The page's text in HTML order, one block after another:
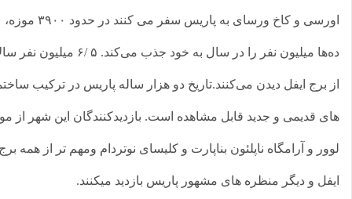
اورسی و کاخ ورسای به پاریس سفر می کنند در حدود ۳۹۰۰ موزه،
ده‌ها میلیون نفر را در سال به خود جذب می‌کند. ۵ /۶ میلیون نفر سالانه
برج ایفل دیدن می‌کنند.تاریخ دو هزار ساله پاریس در ترکیب ساختمان
قدیمی و جدید قابل مشاهده است. بازدیدکنندگان این شهر از موزه
و آرامگاه ناپلئون بناپارت و کلیسای نوتردام ومهم تر از همه برج
و دیگر منظره های مشهور پاریس بازدید میکنند.